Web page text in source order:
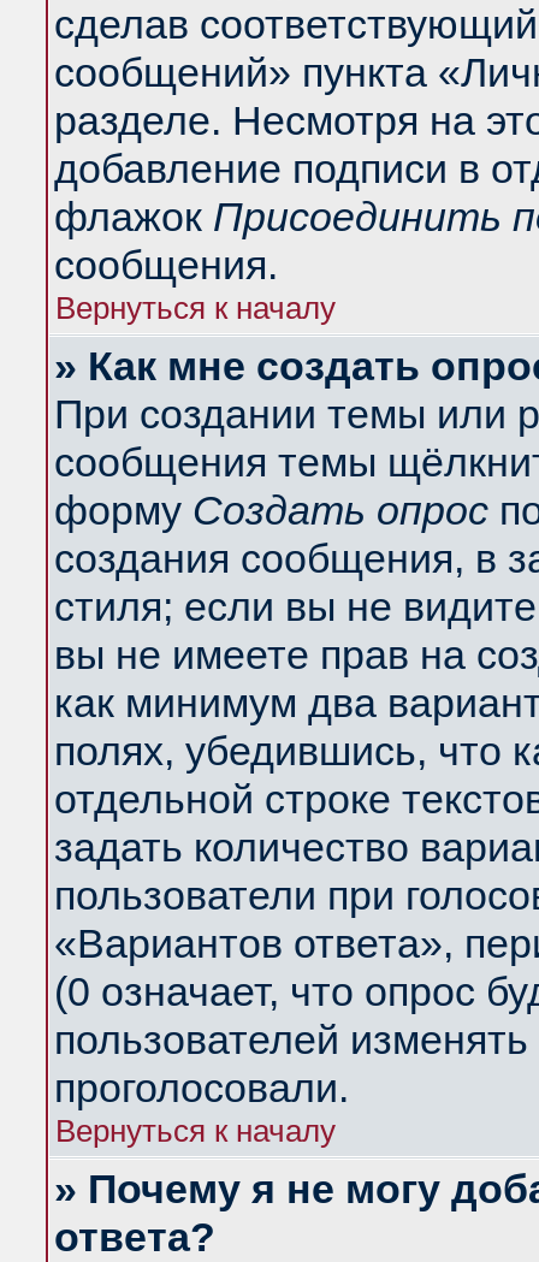
сделав
сообщений» пункта
разделе. Несмотря на
добавление подписи в
флажок Присоединить
сообщения.
Вернуться к началу
» Как мне создать
При создании темы или
сообщения темы
форму Создать опрос
создания сообщения, в
стиля; если вы не
вы не имеете прав на
как минимум два
полях, убедившись, что
отдельной строке
задать количество
пользователи при
«Вариантов ответа»,
(0 означает, что опрос
пользователей
проголосовали.
Вернуться к началу
» Почему я не могу
ответа?